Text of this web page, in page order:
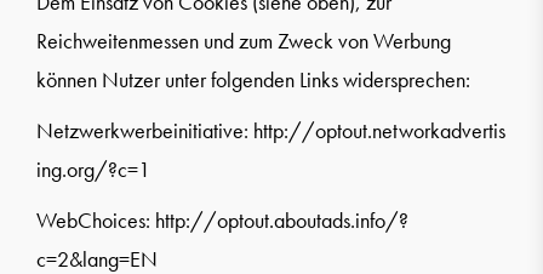
Reichweitenmessen und zum Zweck von Werbung
können Nutzer unter folgenden Links widersprechen:
Netzwerkwerbeinitiative: http://optout.networkadvertis
ing.org/?c=1
WebChoices: http://optout.aboutads.info/?
c=2&lang=EN